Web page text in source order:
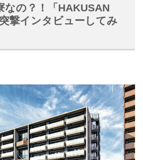
なの？！「HAKUSAN
撃インタビューしてみ